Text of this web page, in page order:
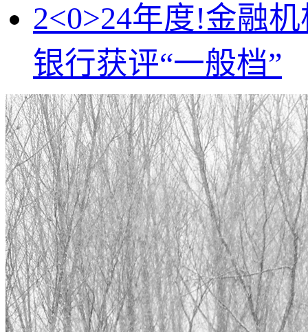
2<0>24年度!金融
银行获评“一般档”